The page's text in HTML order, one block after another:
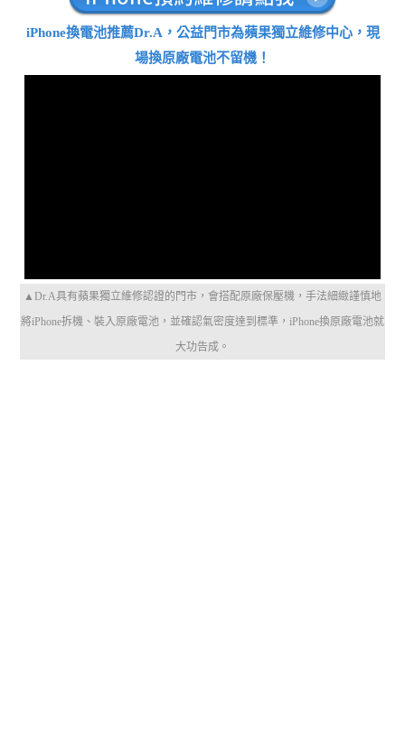
iPhone換電池推薦Dr.A，公益門市為蘋果獨立維修中心，現
場換原廠電池不留機！
▲Dr.A具有蘋果獨立維修認證的門市，會搭配原廠保壓機，手法細緻謹慎地
將iPhone拆機、裝入原廠電池，並確認氣密度達到標準，iPhone換原廠電池就
大功告成。